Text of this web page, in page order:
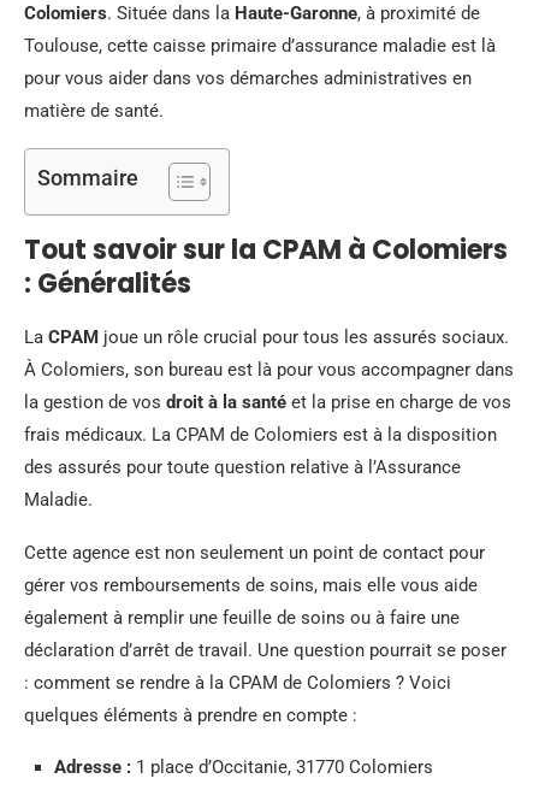
Colomiers. Située dans la Haute-Garonne, à proximité de
Toulouse, cette caisse primaire d’assurance maladie est là
pour vous aider dans vos démarches administratives en
matière de santé.
Sommaire
Tout savoir sur la CPAM à Colomiers
: Généralités
La CPAM joue un rôle crucial pour tous les assurés sociaux.
À Colomiers, son bureau est là pour vous accompagner dans
la gestion de vos droit à la santé et la prise en charge de vos
frais médicaux. La CPAM de Colomiers est à la disposition
des assurés pour toute question relative à l’Assurance
Maladie.
Cette agence est non seulement un point de contact pour
gérer vos remboursements de soins, mais elle vous aide
également à remplir une feuille de soins ou à faire une
déclaration d’arrêt de travail. Une question pourrait se poser
: comment se rendre à la CPAM de Colomiers ? Voici
quelques éléments à prendre en compte :
Adresse : 1 place d’Occitanie, 31770 Colomiers